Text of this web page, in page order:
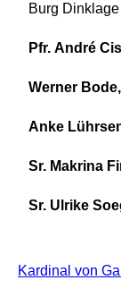
Burg Dinklage
Pfr. André
Werner Bode,
Anke
Sr. Makrina
Sr. Ulrike
Kardinal von